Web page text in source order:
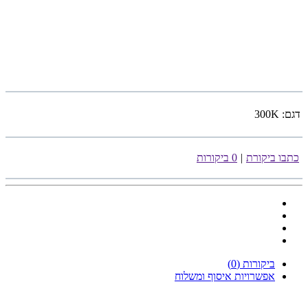
דגם: 300K
כתבו ביקורת | 0 ביקורות
ביקורות (0)
אפשרויות איסוף ומשלוח